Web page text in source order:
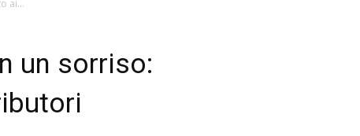
ai...
un sorriso: